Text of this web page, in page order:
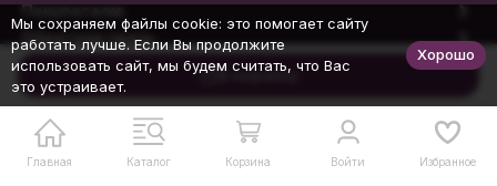
В корзину
Главная Каталог Корзина Войти Избранное
Покупателю
Обратная связь
© 1998-2026 Еврогифт
Мы сохраняем файлы cookie: это помогает сайту
работать лучше. Если Вы продолжите
использовать сайт, мы будем считать, что Вас
это устраивает.
Хорошо